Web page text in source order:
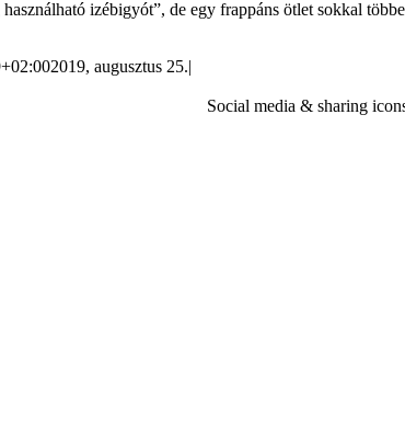
izébigyót”, de egy frappáns ötlet sokkal
2019, augusztus 25.|
Social media & sharing